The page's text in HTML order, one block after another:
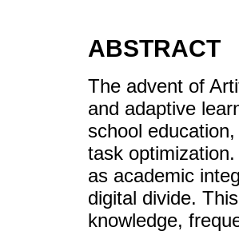
ABSTRACT
The advent of
and adaptive
school
task
as academic
digital divide.
knowledge,